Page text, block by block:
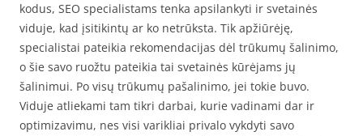
kodus, SEO specialistams tenka apsilankyti ir svetainės
viduje, kad įsitikintų ar ko netrūksta. Tik apžiūrėję,
specialistai pateikia rekomendacijas dėl trūkumų šalinimo,
o šie savo ruožtu pateikia tai svetainės kūrėjams jų
šalinimui. Po visų trūkumų pašalinimo, jei tokie buvo.
Viduje atliekami tam tikri darbai, kurie vadinami dar ir
optimizavimu, nes visi varikliai privalo vykdyti savo